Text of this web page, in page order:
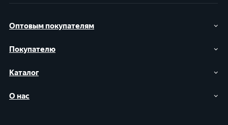
Оптовым покупателям
Покупателю
Каталог
О нас